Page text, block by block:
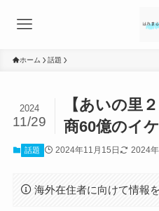
ホーム 話題
【あいの里
商60億のイ
2024
11/29
話題 2024年11月15日 2024
海外在住者に向けて情報